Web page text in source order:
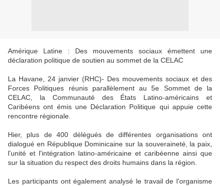
Amérique Latine : Des mouvements sociaux émettent une
déclaration politique de soutien au sommet de la CELAC
La Havane, 24 janvier (RHC)- Des mouvements sociaux et des
Forces Politiques réunis parallèlement au 5e Sommet de la
CELAC, la Communauté des États Latino-américains et
Caribéens ont émis une Déclaration Politique qui appuie cette
rencontre régionale.
Hier, plus de 400 délégués de différentes organisations ont
dialogué en République Dominicaine sur la souveraineté, la paix,
l'unité et l'intégration latino-américaine et caribéenne ainsi que
sur la situation du respect des droits humains dans la région.
Les participants ont également analysé le travail de l'organisme